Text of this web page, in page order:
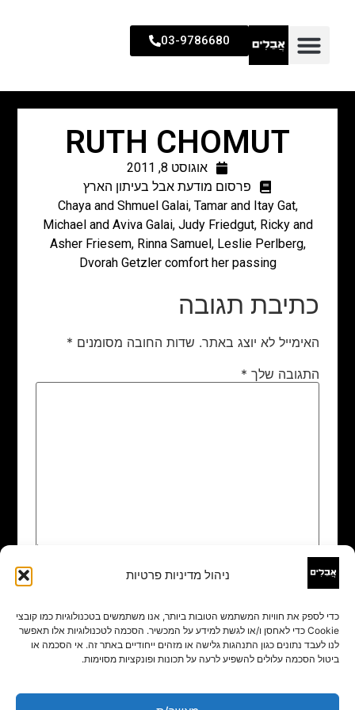
ניהול מדיניות פרטיות
כדי לספק את חוויות המשתמש הטובות ביותר, אנו משתמשים בטכנולוגיות כמו קובצי
Cookie כדי לאחסן ו/או לגשת למידע על המכשיר. הסכמה לטכנולוגיות אלו תאפשר
לנו לעבד נתונים כגון התנהגות גלישה או מזהים ייחודיים באתר זה. אי הסכמה או
ביטול הסכמה עלולים להשפיע לרעה על תכונות ופונקציות מסוימות.
03-9786680
RUTH CHOMUT
אוגוסט 8, 2011
פרסום מודעת אבל בעיתון הארץ
Chaya and Shmuel Galai, Tamar and Itay Gat,
Michael and Aviva Galai, Judy Friedgut, Ricky and
Asher Friesem, Rinna Samuel, Leslie Perlberg,
Dvorah Getzler comfort her passing
כתיבת תגובה
האימייל לא יוצג באתר. שדות החובה מסומנים *
התגובה שלך *
שם
אימייל*